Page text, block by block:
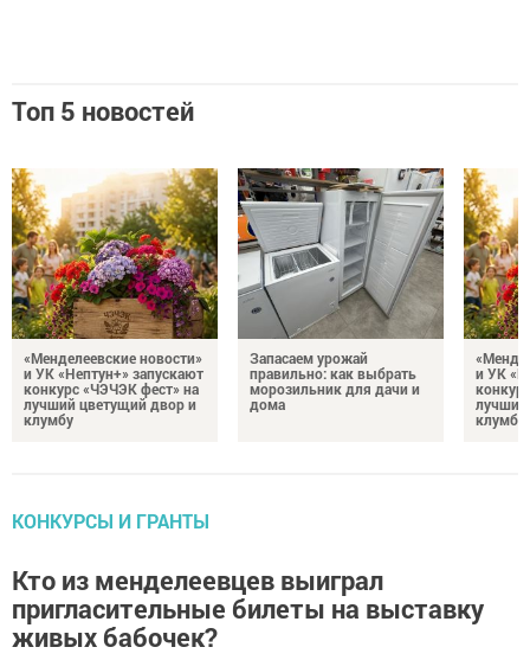
Топ 5 новостей
«Менделеевские новости»
и УК «Нептун+» запускают
конкурс «ЧЭЧЭК фест» на
лучший цветущий двор и
клумбу
Запасаем урожай
правильно: как выбрать
морозильник для дачи и
дома
и УК
лучший
клумбу
КОНКУРСЫ И ГРАНТЫ
Кто из менделеевцев выиграл
пригласительные билеты на выставку
живых бабочек?